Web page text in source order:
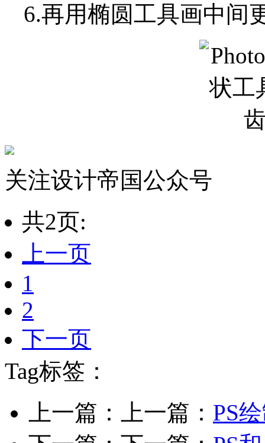
6.再用椭圆工具画中间
关注设计帝国公众号
共2页:
上一页
1
2
下一页
Tag标签：
上一篇：上一篇： PS